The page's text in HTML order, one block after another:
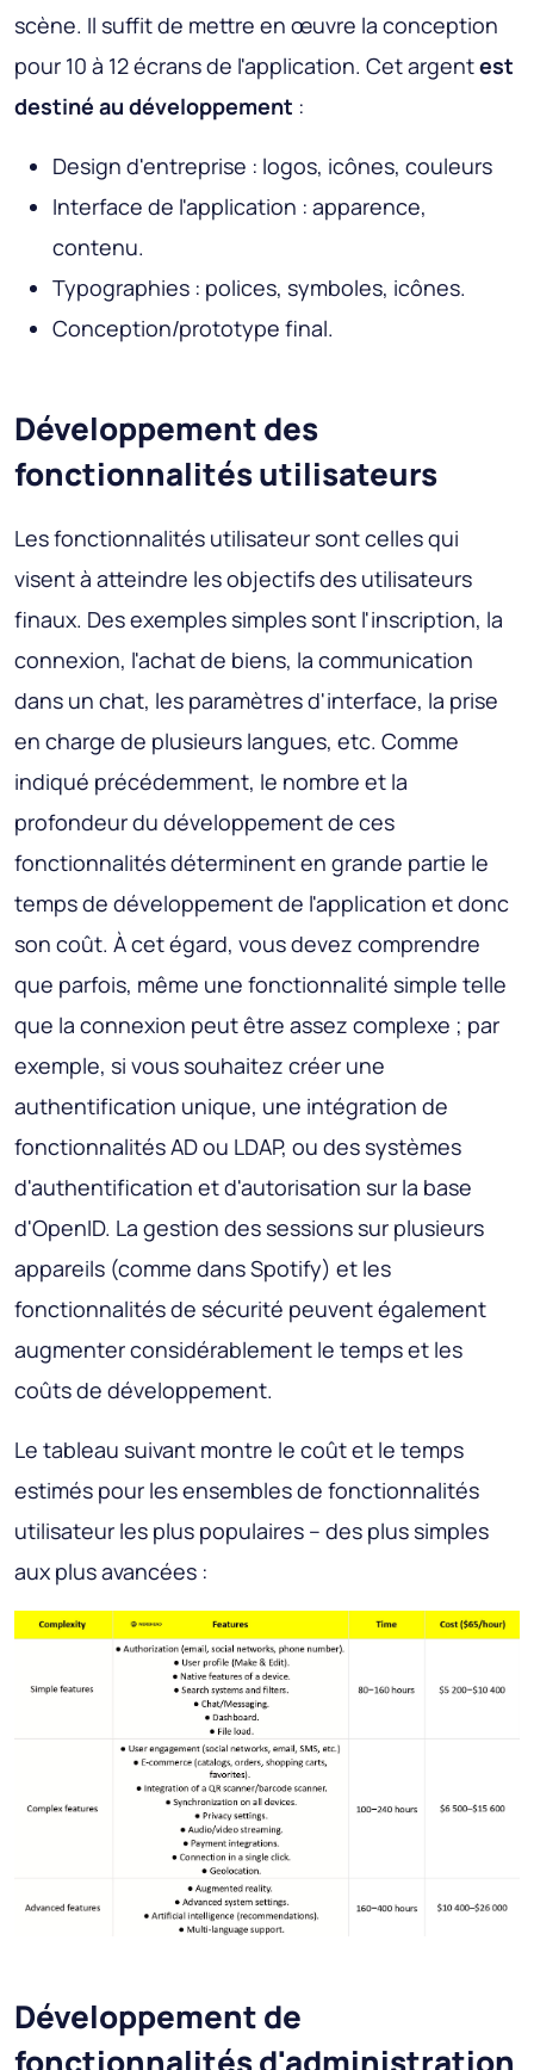
scène. Il suffit de mettre en œuvre la conception
pour 10 à 12 écrans de l'application. Cet argentest
destiné au développement :
Design d'entreprise : logos, icônes, couleurs
Interface de l'application : apparence,
contenu.
Typographies : polices, symboles, icônes.
Conception/prototype final.
Développement des
fonctionnalités utilisateurs
Les fonctionnalités utilisateur sont celles qui
visent à atteindre les objectifs des utilisateurs
finaux. Des exemples simples sont l'inscription, la
connexion, l'achat de biens, la communication
dans un chat, les paramètres d'interface, la prise
en charge de plusieurs langues, etc. Comme
indiqué précédemment, le nombre et la
profondeur du développement de ces
fonctionnalités déterminent en grande partie le
temps de développement de l'application et donc
son coût. À cet égard, vous devez comprendre
que parfois, même une fonctionnalité simple telle
que la connexion peut être assez complexe ; par
exemple, si vous souhaitez créer une
authentification unique, une intégration de
fonctionnalités AD ou LDAP, ou des systèmes
d'authentification et d'autorisation sur la base
d'OpenID. La gestion des sessions sur plusieurs
appareils (comme dans Spotify) et les
fonctionnalités de sécurité peuvent également
augmenter considérablement le temps et les
coûts de développement.
Le tableau suivant montre le coût et le temps
estimés pour les ensembles de fonctionnalités
utilisateur les plus populaires – des plus simples
aux plus avancées :
Développement de